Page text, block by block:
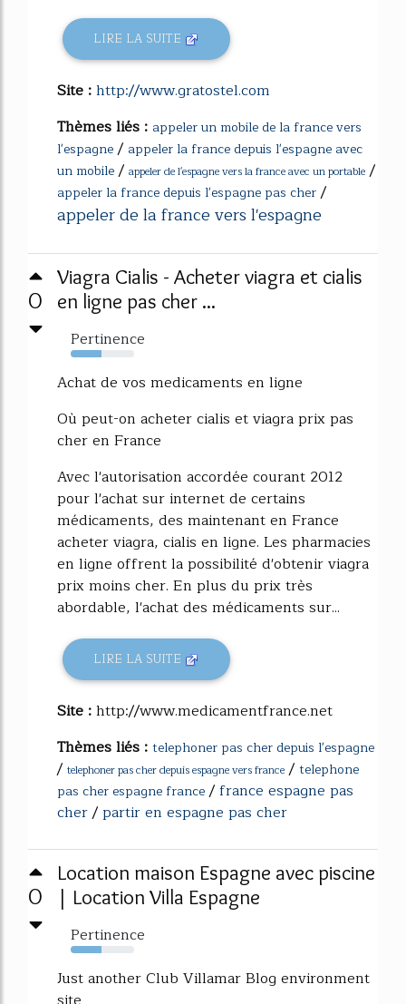
LIRE LA SUITE
Site :http://www.gratostel.com
Thèmes liés : appeler un mobile de la france vers
l'espagne/ appeler la france depuis l'espagne avec
un mobile/ appeler de l'espagne vers la france avec un portable /
appeler la france depuis l'espagne pas cher/
appeler de la france vers l'espagne
0
Viagra Cialis - Acheter viagra et cialis
en ligne pas cher ...
Pertinence
49%
Achat de vos medicaments en ligne
Où peut-on acheter cialis et viagra prix pas
cher en France
Avec l'autorisation accordée courant 2012
pour l'achat sur internet de certains
médicaments, des maintenant en France
acheter viagra, cialis en ligne. Les pharmacies
en ligne offrent la possibilité d'obtenir viagra
prix moins cher. En plus du prix très
abordable, l'achat des médicaments sur...
LIRE LA SUITE
Site :http://www.medicamentfrance.net
Thèmes liés : telephoner pas cher depuis l'espagne
/ telephoner pas cher depuis espagne vers france / telephone
pas cher espagne france/france espagne pas
cher/partir en espagne pas cher
0
Location maison Espagne avec piscine
| Location Villa Espagne
Pertinence
48%
Just another Club Villamar Blog environment